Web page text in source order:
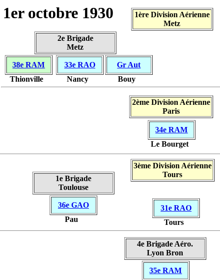
1ère Division Aérienne
Metz
38e RAM
Thionville
1er octobre 1930
31e RAO
Tours
33e RAO
Nancy
34e RAM
Le Bourget
35e RAM
2e Brigade
Metz
2ème Division Aérienne
Paris
1e Brigade
Toulouse
4e Brigade Aéro.
Lyon Bron
36e GAO
Pau
3ème Division Aérienne
Tours
Gr Aut
Bouy